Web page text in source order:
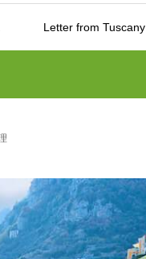
Letter from Tuscany